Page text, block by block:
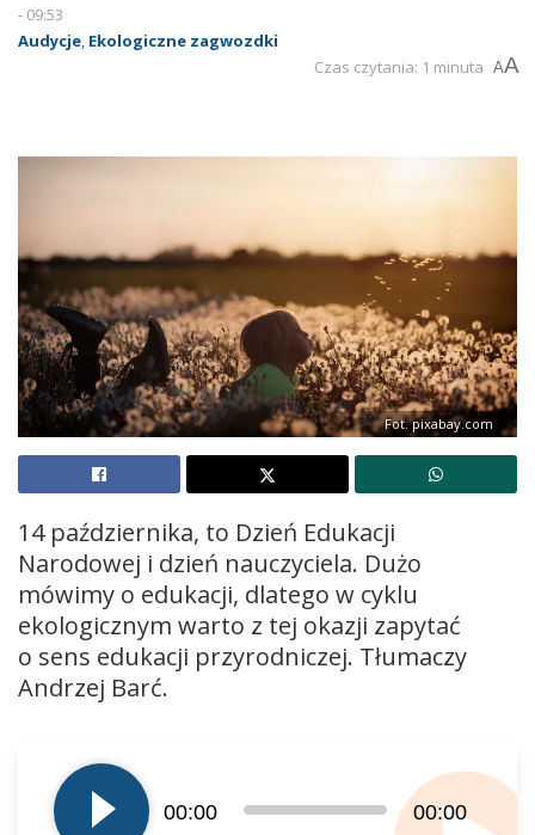
- 09:53
Audycje, Ekologiczne zagwozdki
Czas czytania: 1 minuta AA
Fot. pixabay.com
14 października, to Dzień Edukacji
Narodowej i dzień nauczyciela. Dużo
mówimy o edukacji, dlatego w cyklu
ekologicznym warto z tej okazji zapytać
o sens edukacji przyrodniczej. Tłumaczy
Andrzej Barć.
plików
dźwiękowych
00:00 00:00